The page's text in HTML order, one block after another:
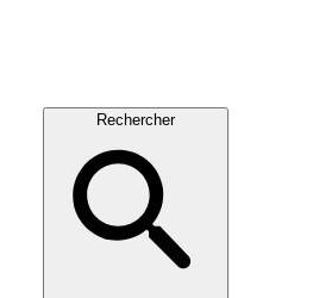
Rechercher